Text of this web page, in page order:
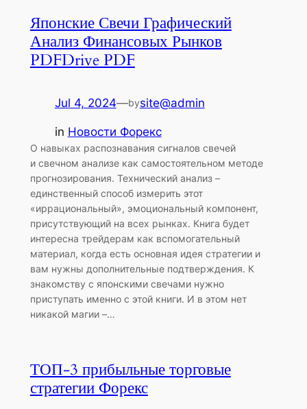
Японские Свечи Графический
Анализ Финансовых Рынков
PDFDrive PDF
Jul 4, 2024—bysite@admin
in Новости Форекс
О навыках распознавания сигналов свечей
и свечном анализе как самостоятельном методе
прогнозирования. Технический анализ –
единственный способ измерить этот
«иррациональный», эмоциональный компонент,
присутствующий на всех рынках. Книга будет
интересна трейдерам как вспомогательный
материал, когда есть основная идея стратегии и
вам нужны дополнительные подтверждения. К
знакомству с японскими свечами нужно
приступать именно с этой книги. И в этом нет
никакой магии –…
ТОП-3 прибыльные торговые
стратегии Форекс